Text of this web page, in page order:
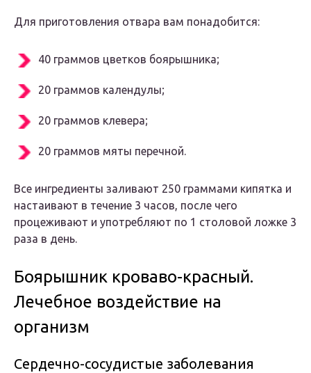
Для приготовления отвара вам понадобится:
40 граммов цветков боярышника;
20 граммов календулы;
20 граммов клевера;
20 граммов мяты перечной.
Все ингредиенты заливают 250 граммами кипятка и
настаивают в течение 3 часов, после чего
процеживают и употребляют по 1 столовой ложке 3
раза в день.
Боярышник кроваво-красный.
Лечебное воздействие на
организм
Сердечно-сосудистые заболевания